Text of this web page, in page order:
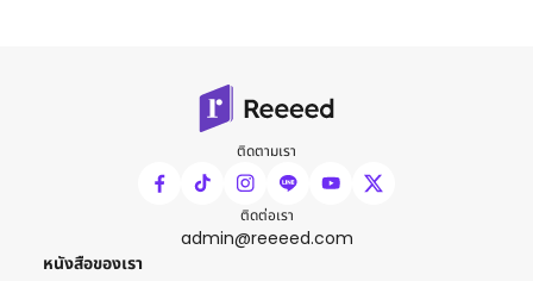
ติดตามเรา
ติดต่อเรา
admin@reeeed.com
หนังสือของเรา